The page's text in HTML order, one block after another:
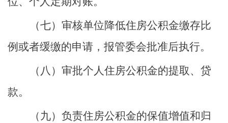
（七）审核单位降低住房公积金缴存比
例或者缓缴的申请，报管委会批准后执行。
（八）审批个人住房公积金的提取、贷
款。
（九）负责住房公积金的保值增值和归